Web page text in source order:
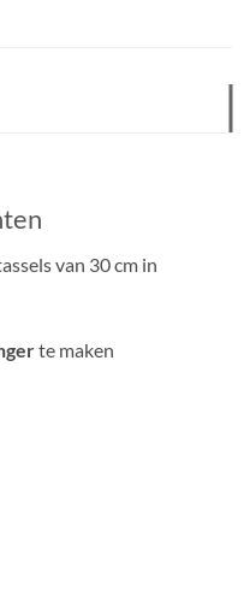
van 30 cm in
te maken